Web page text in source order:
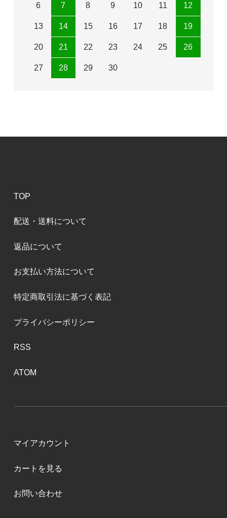
6 7 8 9 10 11 12
13 14 15 16 17 18 19
20 21 22 23 24 25 26
27 28 29 30
TOP
配送・送料について
返品について
お支払い方法について
特定商取引法に基づく表記
プライバシーポリシー
RSS
ATOM
マイアカウント
カートを見る
お問い合わせ